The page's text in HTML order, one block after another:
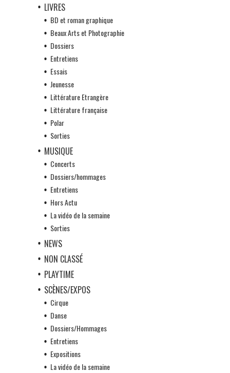
LIVRES
BD et roman graphique
Beaux Arts et Photographie
Dossiers
Entretiens
Essais
Jeunesse
Littérature Etrangère
Littérature française
Polar
Sorties
MUSIQUE
Concerts
Dossiers/hommages
Entretiens
Hors Actu
La vidéo de la semaine
Sorties
NEWS
NON CLASSÉ
PLAYTIME
SCÈNES/EXPOS
Cirque
Danse
Dossiers/Hommages
Entretiens
Expositions
La vidéo de la semaine